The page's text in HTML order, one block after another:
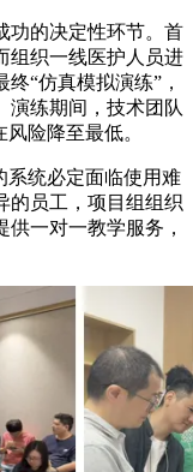
功的决定性环节。首
组织一线医护人员进
“仿真模拟演练”，
演练期间，技术团队
险降至最低。
系统必定面临使用难
的员工，项目组组织
一对一教学服务，